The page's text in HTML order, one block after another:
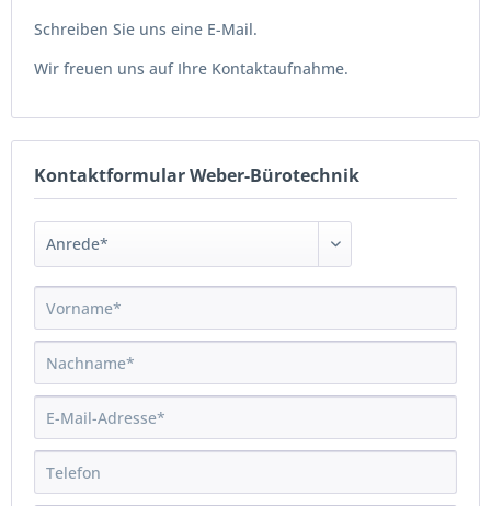
Schreiben Sie uns eine E-Mail.
Wir freuen uns auf Ihre Kontaktaufnahme.
Kontaktformular Weber-Bürotechnik